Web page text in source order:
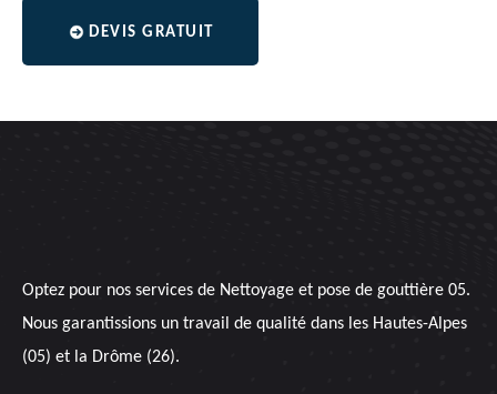
DEVIS GRATUIT
Optez pour nos services de Nettoyage et pose de gouttière 05.
Nous garantissions un travail de qualité dans les Hautes-Alpes
(05) et la Drôme (26).